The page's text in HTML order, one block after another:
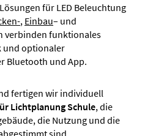
für LED Beleuchtung
, Einbau– und
verbinden funktionales
und optionaler
Bluetooth und App.
fertigen wir individuell
Lichtplanung Schule, die
die Nutzung und die
sind.